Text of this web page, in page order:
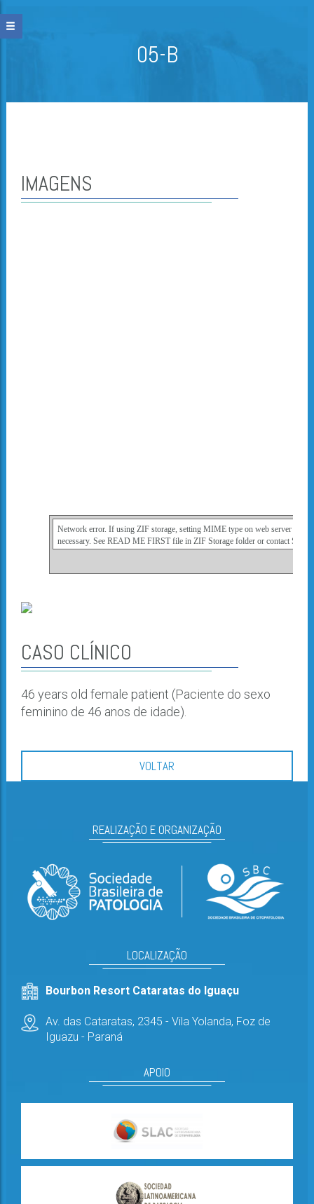
05-B
IMAGENS
CASO CLÍNICO
46 years old female patient (Paciente do sexo
feminino de 46 anos de idade).
VOLTAR
REALIZAÇÃO E ORGANIZAÇÃO
LOCALIZAÇÃO
Bourbon Resort Cataratas do Iguaçu
Av. das Cataratas, 2345 - Vila Yolanda, Foz de
Iguazu - Paraná
APOIO